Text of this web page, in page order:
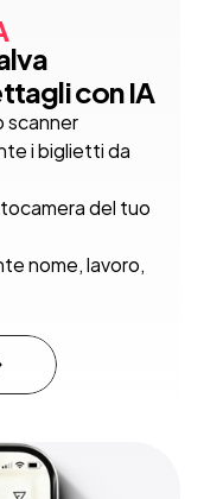
con IA
scanner
i biglietti da
del tuo
nome, lavoro,